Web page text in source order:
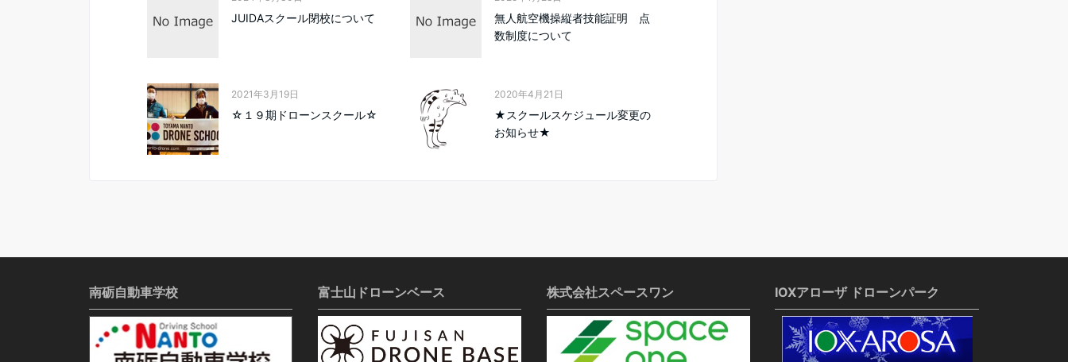
JUIDAスクール閉校について
無人航空機操縦者技能証明 点
数制度について
2021年3月19日
☆１９期ドローンスクール☆
2020年4月21日
★スクールスケジュール変更の
お知らせ★
南砺自動車学校 富士山ドローンベース 株式会社スペースワン IOXアローザ ドローンパーク